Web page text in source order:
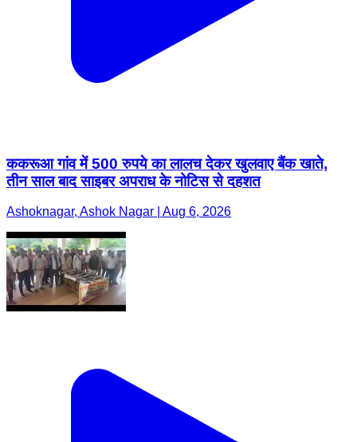
ककरूआ गांव में 500 रुपये का लालच देकर खुलवाए बैंक खाते,
तीन साल बाद साइबर अपराध के नोटिस से दहशत
Ashoknagar, Ashok Nagar | Aug 6, 2026